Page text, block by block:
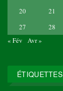
20
21
27
28
« Fév
Avr »
ÉTIQUETTES